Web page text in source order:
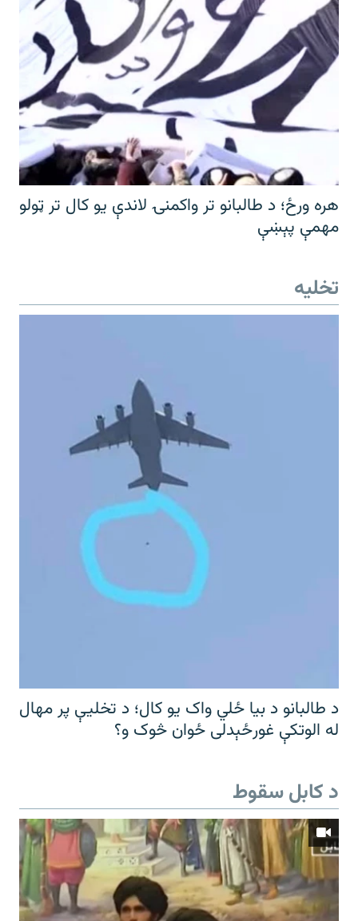
هره ورځ؛ د طالبانو تر واکمنۍ لاندې یو کال تر ټولو
مهمې پېښې
تخلیه
د طالبانو د بیا ځلي واک یو کال؛ د تخلیې پر مهال
له الوتکې غورځېدلی ځوان څوک و؟
د کابل سقوط